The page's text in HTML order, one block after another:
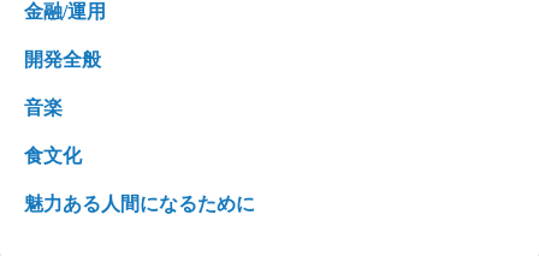
金融/運用
開発全般
音楽
食文化
魅力ある人間になるために